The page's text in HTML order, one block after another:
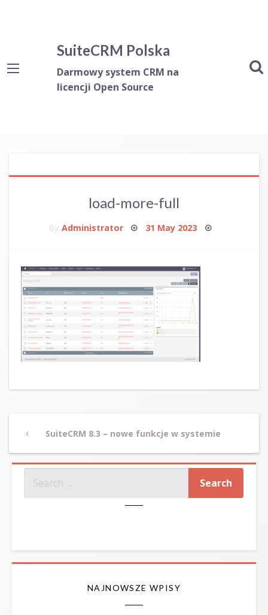
SuiteCRM Polska
Darmowy system CRM na
licencji Open Source
load-more-full
Administrator Posted
31 May 2023
navigation
PreviousSuiteCRM 8.3 – nowe funkcje w systemie
NAJNOWSZE WPISY